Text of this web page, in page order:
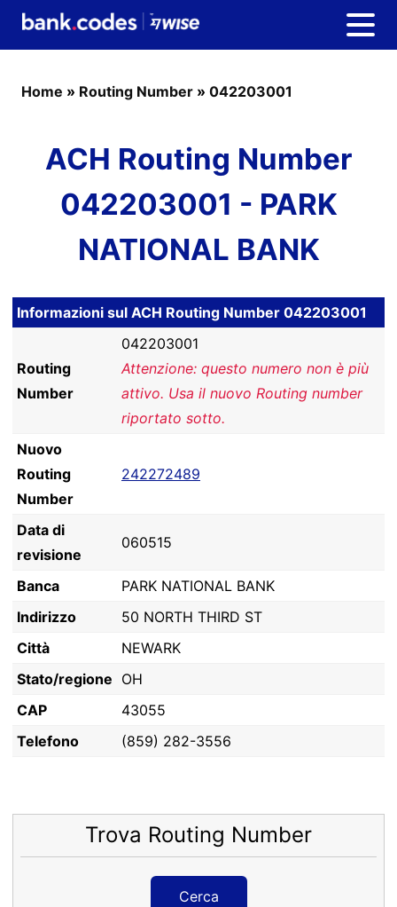
Home » Routing Number » 042203001
ACH Routing Number
042203001 - PARK
NATIONAL BANK
Informazioni sul ACH Routing Number 042203001
Routing
Number
042203001
Attenzione: questo numero non è più
attivo. Usa il nuovo Routing number
riportato sotto.
Nuovo
Routing
Number
242272489
Data di
revisione
060515
Banca
PARK NATIONAL BANK
Indirizzo
50 NORTH THIRD ST
Città
NEWARK
Stato/regione OH
CAP
43055
Telefono
(859) 282-3556
Trova Routing Number
Cerca